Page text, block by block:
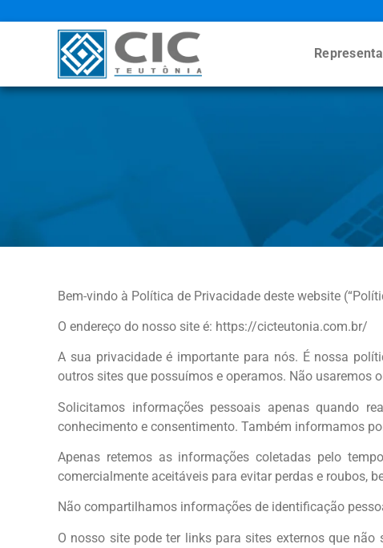
Bem-vindo à Política de Privacidade deste website
O endereço do nosso site é: https://cicteutonia.com.br/
A sua privacidade é importante para nós. É nossa
outros sites que possuímos e operamos. Não
Solicitamos informações pessoais apenas quando
conhecimento e consentimento. Também informamos
Apenas retemos as informações coletadas pelo
comercialmente aceitáveis para evitar perdas e roubos,
Não compartilhamos informações de identificação
O nosso site pode ter links para sites externos que